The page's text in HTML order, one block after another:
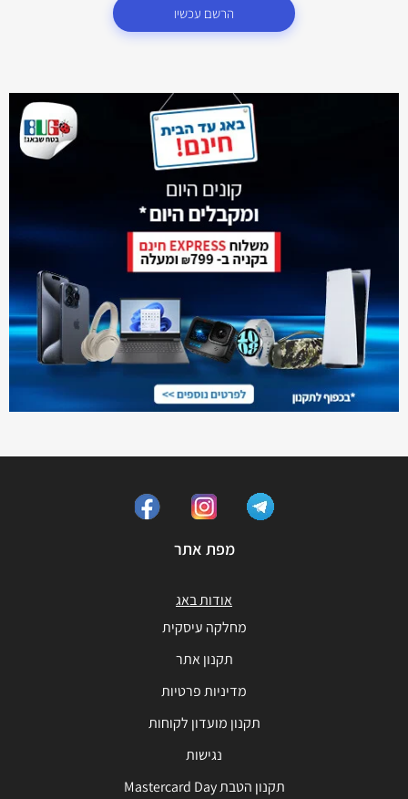
הרשם עכשיו
מפת אתר
אודות באג
מחלקה עיסקית
תקנון אתר
מדיניות פרטיות
תקנון מועדון לקוחות
נגישות
תקנון הטבת Mastercard Day